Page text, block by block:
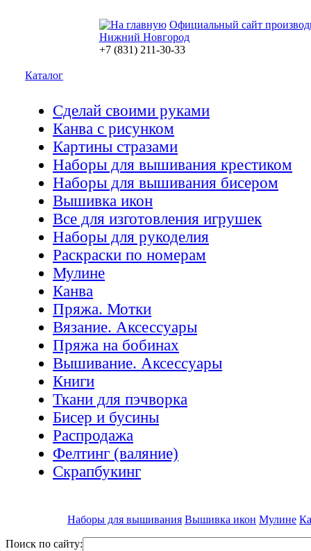
Официальный сайт
Нижний Новгород
+7 (831) 211-30-33
Каталог
Сделай своими руками
Канва с рисунком
Картины стразами
Наборы для вышивания крестиком
Наборы для вышивания бисером
Вышивка икон
Все для изготовления игрушек
Наборы для рукоделия
Раскраски по номерам
Мулине
Канва
Пряжа. Мотки
Вязание. Аксессуары
Пряжа на бобинах
Вышивание. Аксессуары
Книги
Ткани для пэчворка
Бисер и бусины
Распродажа
Фелтинг (валяние)
Скрапбукинг
Наборы для вышивания Вышивка икон Мулине
Поиск по сайту: